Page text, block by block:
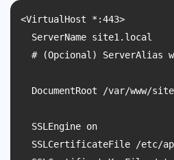
<VirtualHost *:443>
  ServerName site1.local
# (Opcional) ServerAlias
DocumentRoot /var/www/
  SSLEngine on
SSLCertificateFile /etc/